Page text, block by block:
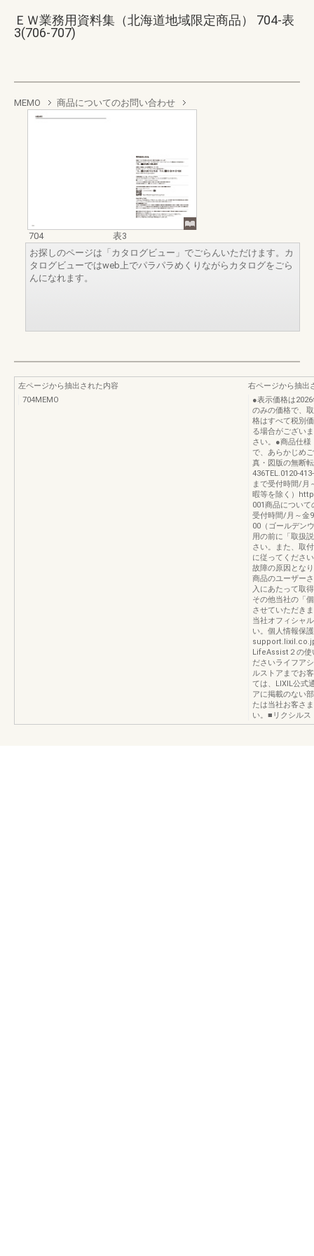
ＥＷ業務用資料集（北海道地域限定商品） 704-表
3(706-707)
MEMO 商品についてのお問い合わせ
704
表3
お探しのページは「カタログビュー」でごらんいただけます。カ
タログビューではweb上でパラパラめくりながらカタログをごら
んになれます。
左ページから抽出された内容
704MEMO
右ページから抽出
●表示価格は
のみの価格で、
格はすべて税別
る場合がござい
さい。●商品仕様
で、あらかじめ
真・図版の無断
436TEL.0120-
まで受付時間/月
暇等を除く）
001商品につい
受付時間/月～金
00（ゴールデン
用の前に「取扱
さい。また、取
に従ってくださ
故障の原因とな
商品のユーザー
入にあたって取
その他当社の「
させていただき
当社オフィシャ
い。個人情報保
LifeAssist２の使
ださいライフア
ルストアまでお
ては、LIXIL公式
アに掲載のない
たは当社お客さ
い。■リクシル